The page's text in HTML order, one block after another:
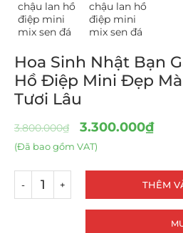
Hoa Sinh Nhật Bạn
Hồ Điệp Mini Đẹp
Tươi Lâu
3.800.000₫ 3.300.000₫
(Đã bao gồm VAT)
THÊM